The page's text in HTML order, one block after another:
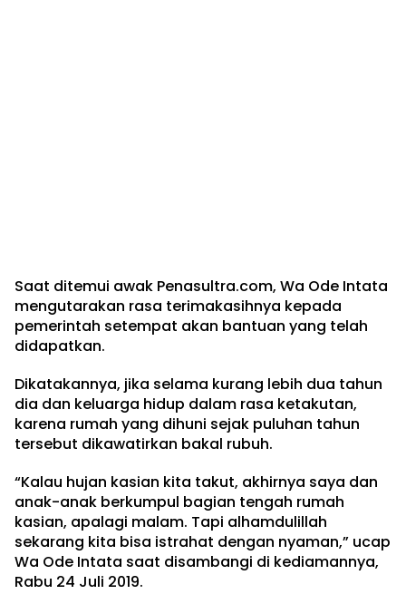
Saat ditemui awak Penasultra.com, Wa Ode Intata
mengutarakan rasa terimakasihnya kepada
pemerintah setempat akan bantuan yang telah
didapatkan.
Dikatakannya, jika selama kurang lebih dua tahun
dia dan keluarga hidup dalam rasa ketakutan,
karena rumah yang dihuni sejak puluhan tahun
tersebut dikawatirkan bakal rubuh.
“Kalau hujan kasian kita takut, akhirnya saya dan
anak-anak berkumpul bagian tengah rumah
kasian, apalagi malam. Tapi alhamdulillah
sekarang kita bisa istrahat dengan nyaman,” ucap
Wa Ode Intata saat disambangi di kediamannya,
Rabu 24 Juli 2019.